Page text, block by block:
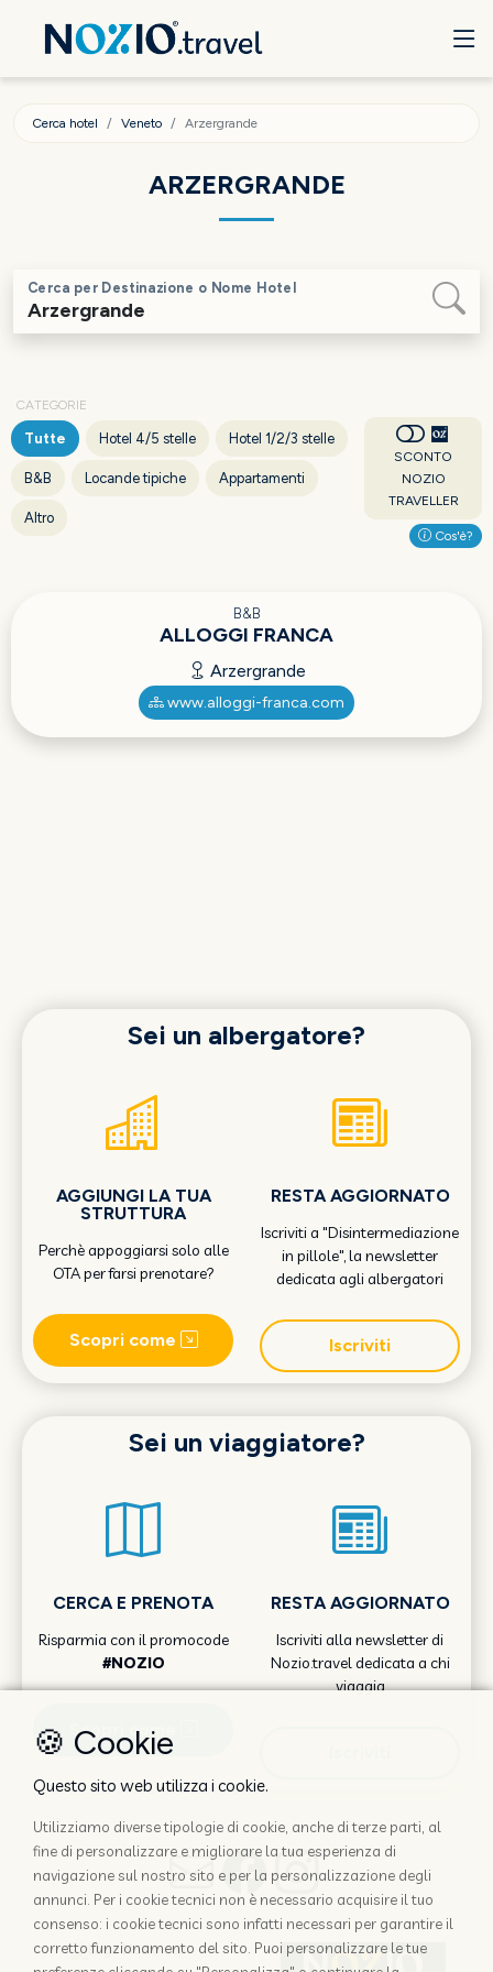
Cerca hotel Veneto Arzergrande
ARZERGRANDE
Cerca per Destinazione o Nome Hotel
CATEGORIE
Tutte Hotel 4/5 stelle Hotel 1/2/3 stelle
B&B Locande tipiche Appartamenti
Altro
SCONTO
NOZIO
TRAVELLER
Cos'è?
B&B
ALLOGGI FRANCA
Arzergrande
www.alloggi-franca.com
Sei un albergatore?
AGGIUNGI LA TUA
STRUTTURA
Perchè appoggiarsi solo alle
OTA per farsi prenotare?
Scopri come
RESTA AGGIORNATO
Iscriviti a "Disintermediazione
in pillole", la newsletter
dedicata agli albergatori
Iscriviti
Sei un viaggiatore?
CERCA E PRENOTA
Risparmia con il promocode
#NOZIO
Scopri come
RESTA AGGIORNATO
Iscriviti alla newsletter di
Nozio.travel dedicata a chi
viaggia
🍪 Cookie
Questo sito web utilizza i cookie.
Utilizziamo diverse tipologie di cookie, anche di terze parti, al
fine di personalizzare e migliorare la tua esperienza di
navigazione sul nostro sito e per la personalizzazione degli
annunci. Per i cookie tecnici non è necessario acquisire il tuo
consenso: i cookie tecnici sono infatti necessari per garantire il
corretto funzionamento del sito. Puoi personalizzare le tue